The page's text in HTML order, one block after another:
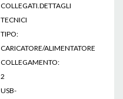
COLLEGATI.DETTAGLI
TECNICI
TIPO:
CARICATORE/ALIMENTATORE
COLLEGAMENTO:
2
USB-